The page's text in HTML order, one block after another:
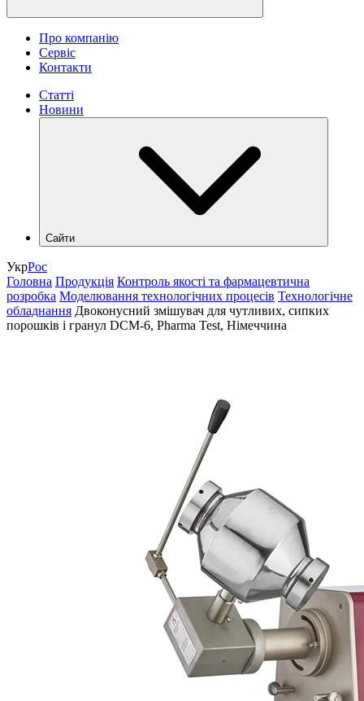
Про компанію
Сервіс
Контакти
Статті
Новини
Сайти
shop.hlr.ua
kvp.hlr.ua
ecomonitoring.hlr.ua
apk.hlr.ua
УкрРос
Головна Продукція Контроль якості та фармацевтична
розробка Моделювання технологічних процесів Технологічне
обладнання Двоконусний змішувач для чутливих, сипких
порошків і гранул DCM-6, Pharma Test, Німеччина